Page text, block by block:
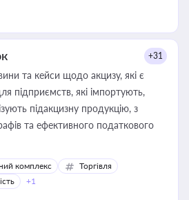
+31
та кейси щодо акцизу, які є
підприємств, які імпортують,
підакцизну продукцію, з
та ефективного податкового
комплекс
Торгівля
+1